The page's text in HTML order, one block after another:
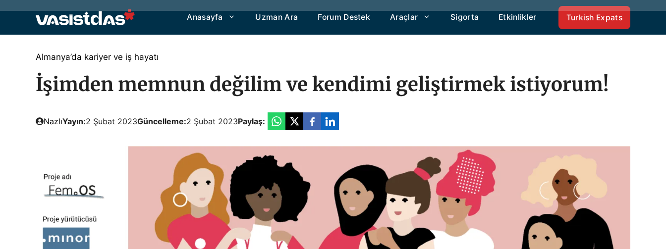
Anasayfa Uzman Ara Forum Destek Araçlar Sigorta Etkinlikler Turkish Expats
Almanya’da kariyer ve iş hayatı
İşimden memnun değilim ve kendimi geliştirmek istiyorum!
NazlıYayın:2 Şubat 2023Güncelleme:2 Şubat 2023Paylaş: